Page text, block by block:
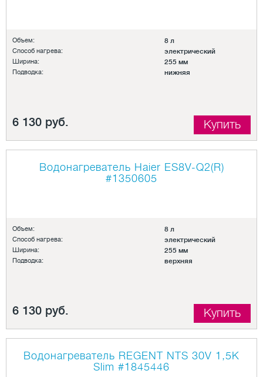
Объем: 8 л
Способ нагрева: электрический
Ширина: 255 мм
Подводка: нижняя
6 130 руб. Купить
Водонагреватель Haier ES8V-Q2(R)
#1350605
Объем: 8 л
Способ нагрева: электрический
Ширина: 255 мм
Подводка: верхняя
6 130 руб. Купить
Водонагреватель REGENT NTS 30V 1,5K
Slim #1845446